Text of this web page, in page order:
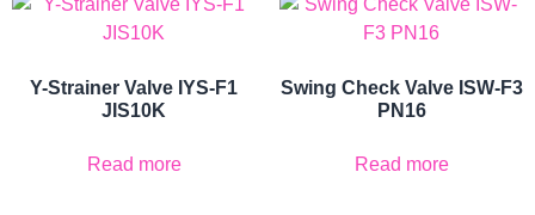
Y-Strainer Valve IYS-F1
JIS10K
Read more
Swing Check Valve ISW-F3
PN16
Read more